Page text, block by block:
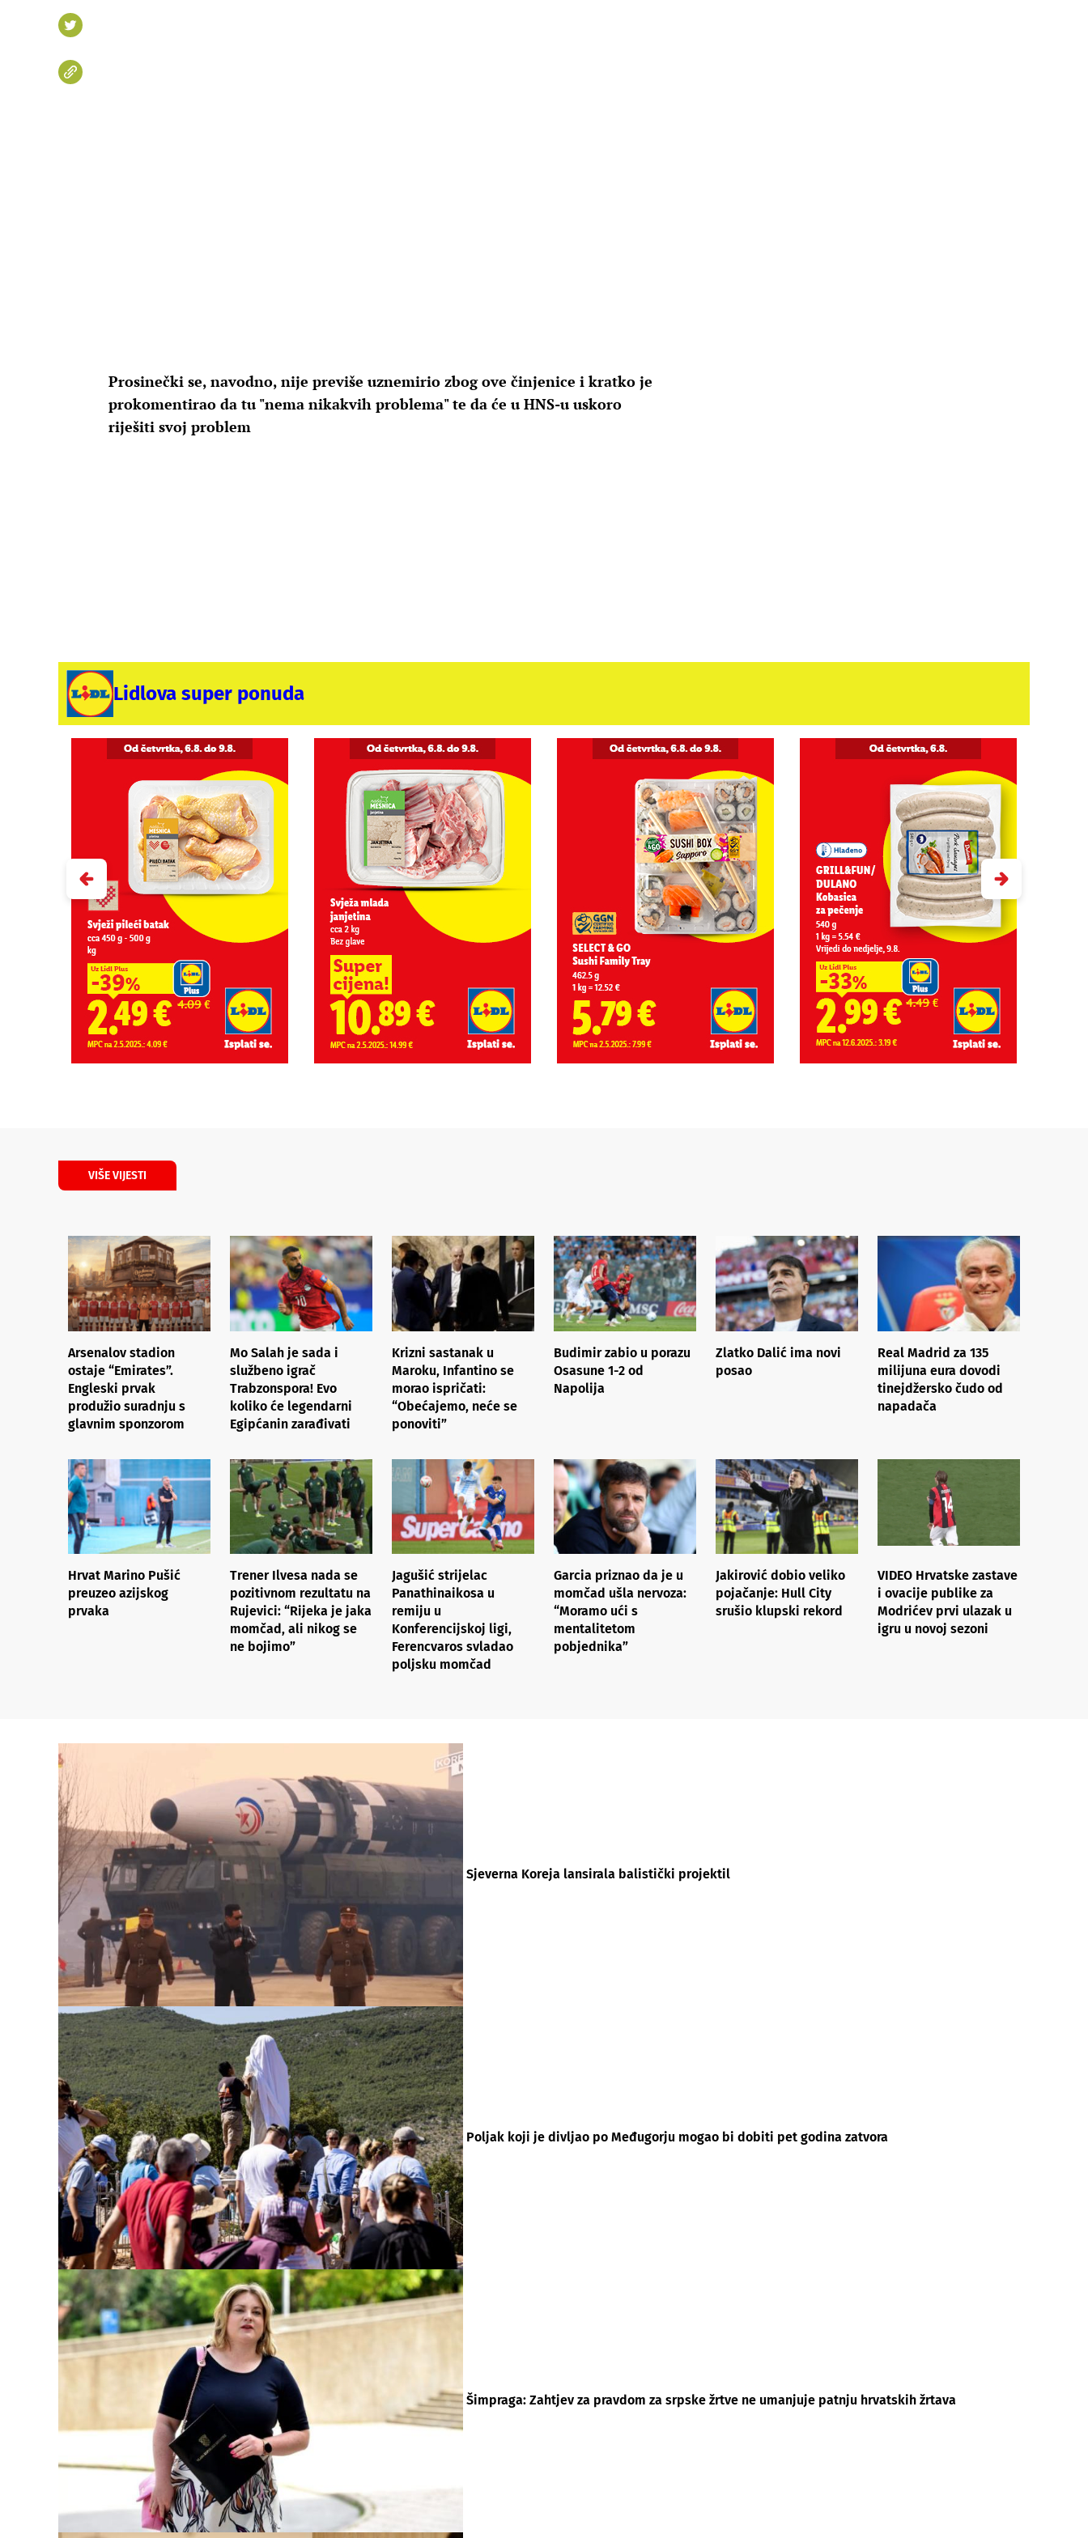
Prosinečki se, navodno, nije previše uznemirio zbog ove činjenice i kratko je
prokomentirao da tu "nema nikakvih problema" te da će u HNS-u uskoro
riješiti svoj problem
Lidlova super ponuda
VIŠE VIJESTI
Arsenalov stadion
ostaje “Emirates”.
Engleski prvak
produžio suradnju s
glavnim sponzorom
Mo Salah je sada i
službeno igrač
Trabzonspora! Evo
koliko će legendarni
Egipćanin zarađivati
Krizni sastanak u
Maroku, Infantino se
morao ispričati:
“Obećajemo, neće se
ponoviti”
Budimir zabio u porazu
Osasune 1-2 od
Napolija
Zlatko Dalić ima novi
posao
Real Madrid za 135
milijuna eura dovodi
tinejdžersko čudo od
napadača
Hrvat Marino Pušić
preuzeo azijskog
prvaka
Trener Ilvesa nada se
pozitivnom rezultatu na
Rujevici: “Rijeka je jaka
momčad, ali nikog se
ne bojimo”
Jagušić strijelac
Panathinaikosa u
remiju u
Konferencijskoj ligi,
Ferencvaros svladao
poljsku momčad
Garcia priznao da je u
momčad ušla nervoza:
“Moramo ući s
mentalitetom
pobjednika”
Jakirović dobio veliko
pojačanje: Hull City
srušio klupski rekord
VIDEO Hrvatske zastave
i ovacije publike za
Modrićev prvi ulazak u
igru u novoj sezoni
Sjeverna Koreja lansirala balistički projektil
Poljak koji je divljao po Međugorju mogao bi dobiti pet godina zatvora
Šimpraga: Zahtjev za pravdom za srpske žrtve ne umanjuje patnju hrvatskih žrtava